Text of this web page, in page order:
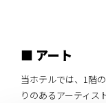
■ アート
当ホテルでは、1階
りのあるアーティス